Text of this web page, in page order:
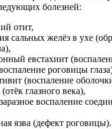
болезней:
отит,
сальных желёз в ухе
евстахиит
роговицы
(воспаление
глазного века),
воспаление
язва (дефект роговицы).